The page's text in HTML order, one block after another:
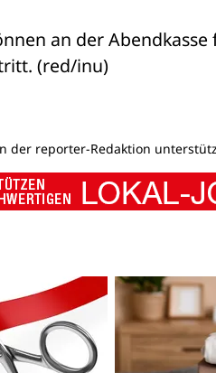
an der
(red/inu)
der reporter-Redaktion